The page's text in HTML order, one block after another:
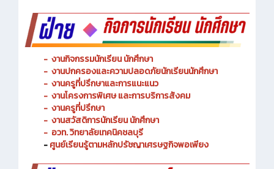
- งานกิจกรรมนักเรียน นักศึกษา
- งานปกครองและความปลอดภัยนักเรียนนักศึกษา
- งานครูที่ปรึกษาและการแนะแนว
- งานโครงการพิเศษ และการบริการ
- งานครูที่ปรึกษา
- งานสวัสดิการนักเรียน นักศึกษา
-อวท. วิทยาลัยเทคนิคชลบุรี
-ศูนย์เรียนรู้ตามหลักปรัชญาเศรษฐกิจพอเพียง